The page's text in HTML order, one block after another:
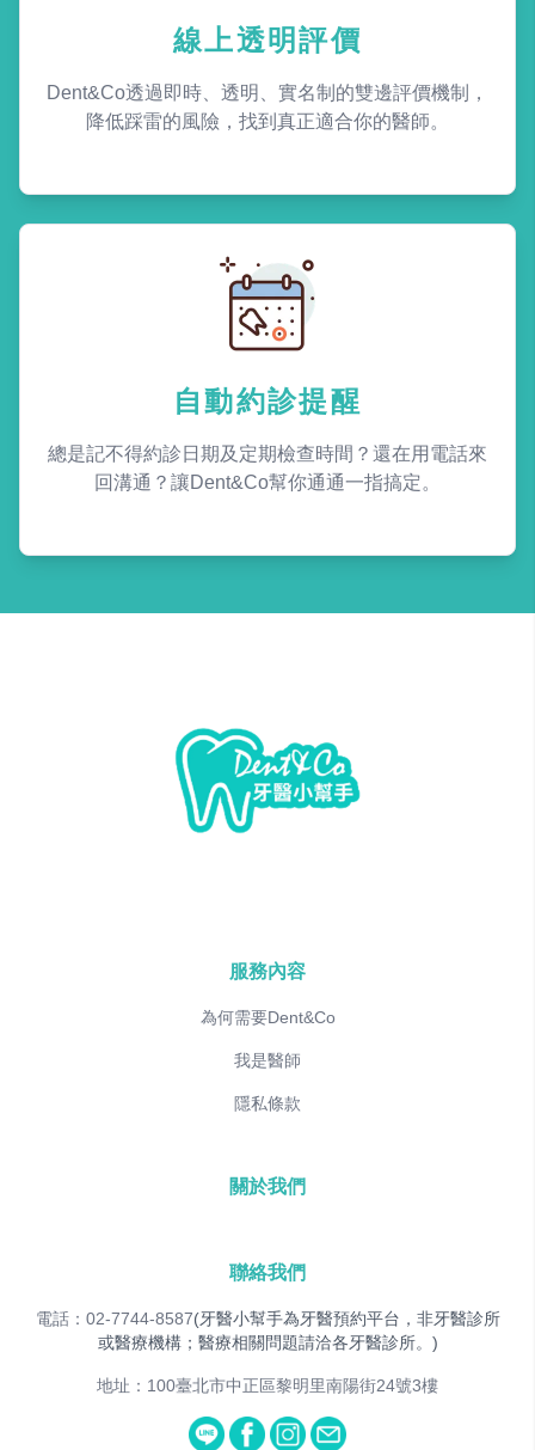
線上透明評價
Dent&Co透過即時、透明、實名制的雙邊評價機制，
降低踩雷的風險，找到真正適合你的醫師。
自動約診提醒
總是記不得約診日期及定期檢查時間？還在用電話來
回溝通？讓Dent&Co幫你通通一指搞定。
服務內容
為何需要Dent&Co
我是醫師
隱私條款
關於我們
聯絡我們
電話：02-7744-8587(牙醫小幫手為牙醫預約平台，非牙醫診所
或醫療機構；醫療相關問題請洽各牙醫診所。)
地址：100臺北市中正區黎明里南陽街24號3樓